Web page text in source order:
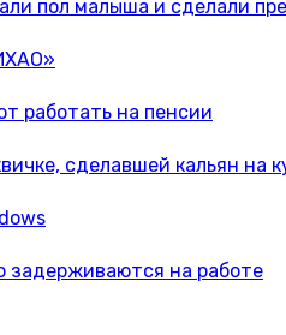
пол малыша и сделали
работать на пенсии
сделавшей кальян на
задерживаются на работе